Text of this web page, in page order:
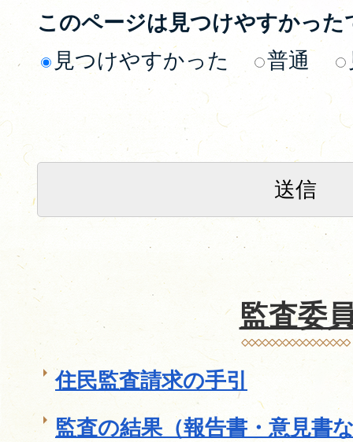
このページは見つけやすかった
見つけやすかった
普通
監査委
住民監査請求の手引
監査の結果（報告書・意見書